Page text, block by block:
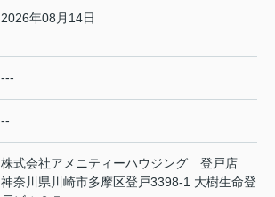
2026年08月14日
---
--
株式会社アメニティーハウジング 登戸店
神奈川県川崎市多摩区登戸3398-1 大樹生命登